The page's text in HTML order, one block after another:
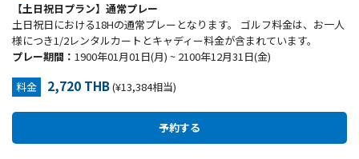
【土日祝日プラン】通常プレー
土日祝日における18Hの通常プレーとなります。 ゴルフ料金は、お一人
様につき1/2レンタルカートとキャディー料金が含まれています。
プレー期間： 1900年01月01日(月) ~ 2100年12月31日(金)
料金
2,720 THB(¥13,384相当)